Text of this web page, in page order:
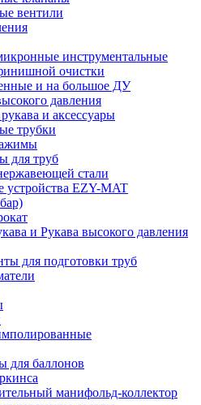
вентили
инструментальные
очистки
и на большое ДУ
давления
и аксессуары
трубки
для труб
стали
EZY-MAT
и Рукава высокого давления
для подготовки труб
для баллонов
манифольд-коллектор